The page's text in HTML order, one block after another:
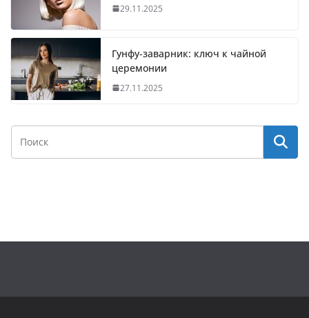
29.11.2025
Гунфу-заварник: ключ к чайной
церемонии
27.11.2025